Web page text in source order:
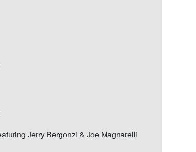
Jerry Bergonzi & Joe Magnarelli